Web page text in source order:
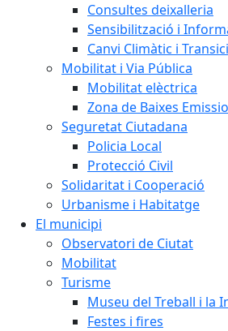
Consultes deixalleria
Sensibilització i
Canvi Climàtic i
Mobilitat i Via Pública
Mobilitat elèctrica
Zona de Baixes
Seguretat Ciutadana
Policia Local
Protecció Civil
Solidaritat i Cooperació
Urbanisme i Habitatge
El municipi
Observatori de Ciutat
Mobilitat
Turisme
Museu del Treball i la
Festes i fires